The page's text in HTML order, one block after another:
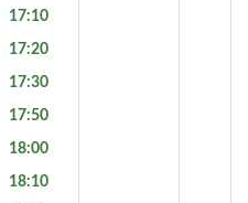
17:10
17:20
17:30
17:50
18:00
18:10